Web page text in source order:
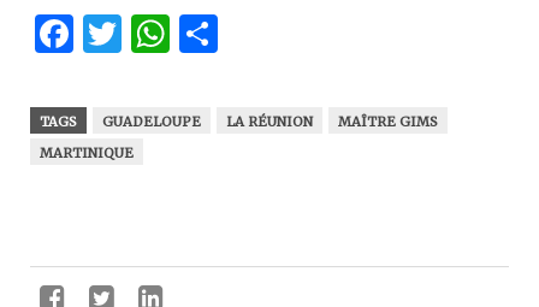
Facebook
Twitter
WhatsApp
TAGS GUADELOUPE LA RÉUNION
MAÎTRE GIMS
MARTINIQUE